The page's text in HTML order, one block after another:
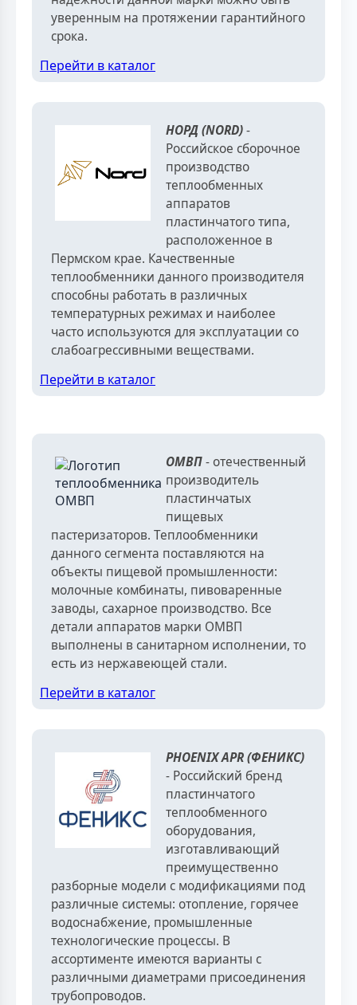
уверенным на протяжении гарантийного
срока.
Перейти в каталог
НОРД (NORD)-
Российское сборочное
производство
теплообменных
аппаратов
пластинчатого типа,
расположенное в
Пермском крае. Качественные
теплообменники данного производителя
способны работать в различных
температурных режимах и наиболее
часто используются для эксплуатации со
слабоагрессивными веществами.
Перейти в каталог
ОМВП- отечественный
производитель
пластинчатых
пищевых
пастеризаторов. Теплообменники
данного сегмента поставляются на
объекты пищевой промышленности:
молочные комбинаты, пивоваренные
заводы, сахарное производство. Все
детали аппаратов марки ОМВП
выполнены в санитарном исполнении, то
есть из нержавеющей стали.
Перейти в каталог
PHOENIX APR (ФЕНИКС)
- Российский бренд
пластинчатого
теплообменного
оборудования,
изготавливающий
преимущественно
разборные модели с модификациями под
различные системы: отопление, горячее
водоснабжение, промышленные
технологические процессы. В
ассортименте имеются варианты с
различными диаметрами присоединения
трубопроводов.